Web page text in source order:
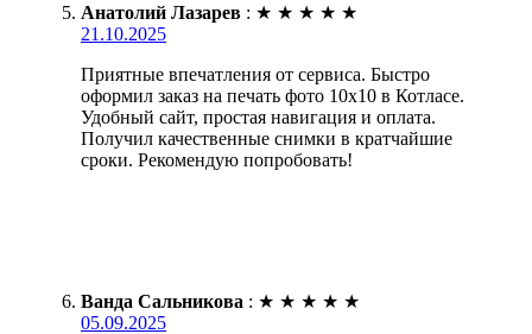
Анатолий Лазарев : ★ ★ ★ ★ ★
21.10.2025
Приятные впечатления от сервиса. Быстро
оформил заказ на печать фото 10х10 в Котласе.
Удобный сайт, простая навигация и оплата.
Получил качественные снимки в кратчайшие
сроки. Рекомендую попробовать!
Ванда Сальникова : ★ ★ ★ ★ ★
05.09.2025